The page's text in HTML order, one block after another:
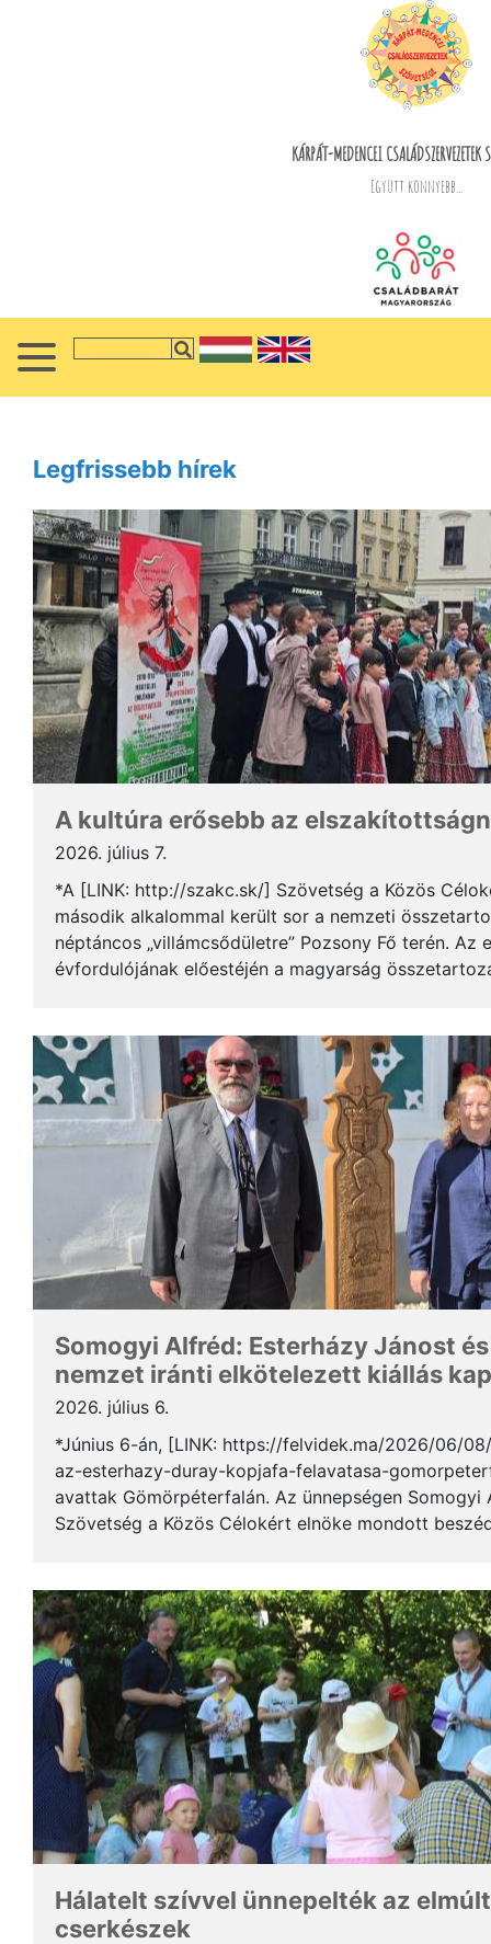
KÁRPÁT-MEDENCEI CSALÁDSZERVEZETEK
Együtt könnyebb...
Legfrissebb hírek
A kultúra erősebb az
2026. július 7.
*A [LINK: http://szakc.sk/] Szövetség a Közös
második alkalommal került sor a nemzeti
néptáncos „villámcsődületre” Pozsony Fő terén. Az
évfordulójának előestéjén a magyarság
Somogyi Alfréd: Esterházy Jánost
nemzet iránti elkötelezett kiállás
2026. július 6.
*Június 6-án, [LINK: https://felvidek.ma/2026/06/
az-esterhazy-duray-kopjafa-felavatasa-
avattak Gömörpéterfalán. Az ünnepségen
Szövetség a Közös Célokért elnöke mondott
Hálatelt szívvel ünnepelték az
cserkészek